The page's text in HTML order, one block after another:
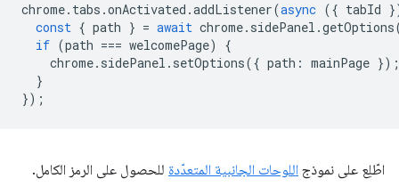
chrome. tabs .onActivated .addListener(async ({ tabId
const { path } = await chrome. sidePanel .getOptions
if (path === welcomePage)
{
chrome. sidePanel . setOptions({ path : mainPage });
}
});
اطّلِع على نموذج اللوحات الجانبية المتعدّدة للحصول على الرمز الكامل.